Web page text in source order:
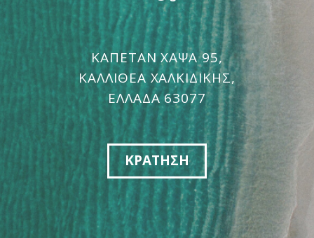
ΚΑΠΕΤΆΝ ΧΆΨΑ 95,
ΚΑΛΛΙΘΈΑ ΧΑΛΚΙΔΙΚΉΣ,
ΕΛΛΆΔΑ 63077
ΚΡΑΤΗΣΗ